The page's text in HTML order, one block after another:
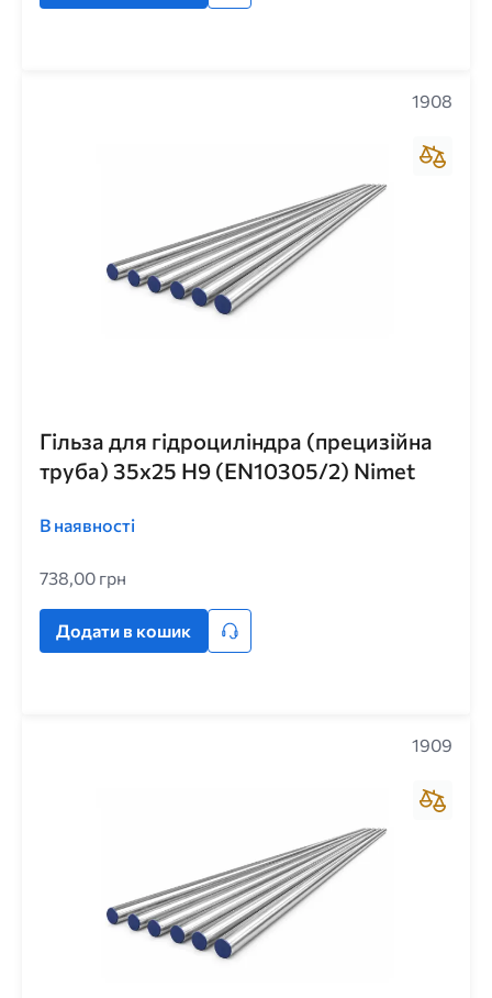
Гільза для гідроциліндра (прецизійна
труба) 35x25 H9 (EN10305/2) Nimet
В наявності
738,00 грн
Додати в кошик
1908
1909